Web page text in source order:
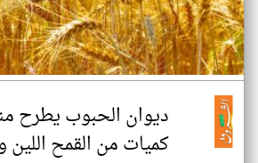
ديوان الحبوب يطرح
كميات من القمح